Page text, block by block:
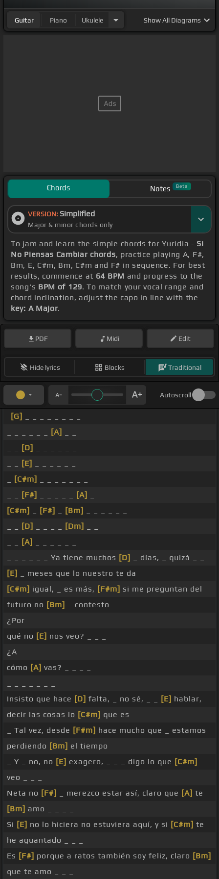
Guitar Piano Ukulele ShowAll Diagrams
Chords Notes Beta
VERSION: Simplified
Major & minor chords only
To jam and learn the simple chords for Yuridia - Si
No Piensas Cambiar chords, practice playing A, F#,
Bm, E, C#m, Bm, C#m and F# in sequence. For best
results, commence at 64 BPM and progress to the
song's BPM of 129. To match your vocal range and
chord inclination, adjust the capo in line with the
key: A Major.
PDF Midi Edit
Hide lyrics Blocks Traditional
Autoscroll
[G]
[A]
[D]
[E]
[C#m]
[F#] [A]
[C#m]
[F#] [Bm]
[D] [Dm]
[A]
_ _ _ _ _ _ Ya tiene muchos [D]
_ días, _ quizá _ _
[E]
_ meses que lo nuestro te da
[C#m] igual, _ es más, [F#m] si me preguntan del
futuro no [Bm]
_ contesto _ _
¿Por
qué no [E] nos veo? _ _ _
¿A
cómo [A] vas? _ _ _ _
Insisto que hace [D] falta, _ no sé, _ _ [E] hablar,
decir las cosas lo [C#m] que es
_ Tal vez, desde [F#m] hace mucho que _ estamos
perdiendo [Bm] el tiempo
_ Y _ no, no [E] exagero, _ _ _ digo lo que [C#m]
veo _ _ _
Neta no [F#] _ merezco estar así, claro que [A] te
[Bm] amo _ _ _ _
Si [E] no lo hiciera no estuviera aquí, y si [C#m] te
he aguantado _ _ _
Es [F#] porque a ratos también soy feliz, claro [Bm]
que te amo _ _ _